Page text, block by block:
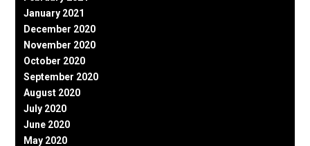
January 2021
December 2020
November 2020
October 2020
September 2020
August 2020
July 2020
June 2020
May 2020